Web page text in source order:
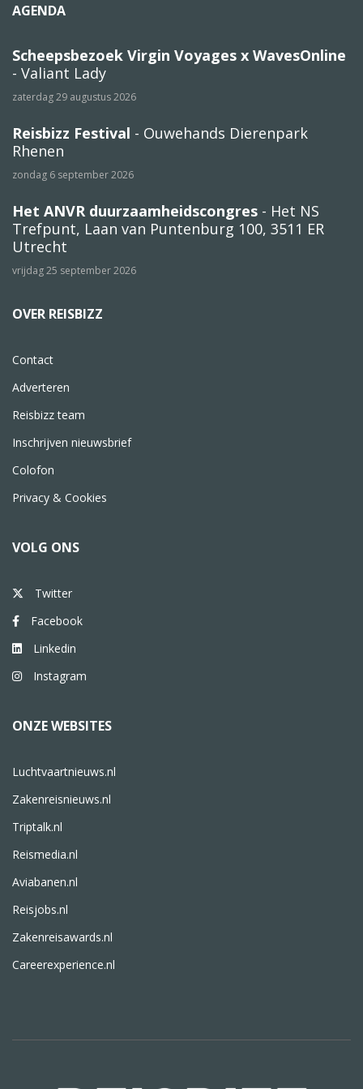
AGENDA
Scheepsbezoek Virgin Voyages x WavesOnline
- Valiant Lady
zaterdag 29 augustus 2026
Reisbizz Festival - Ouwehands Dierenpark
Rhenen
zondag 6 september 2026
Het ANVR duurzaamheidscongres - Het NS
Trefpunt, Laan van Puntenburg 100, 3511 ER
Utrecht
vrijdag 25 september 2026
OVER REISBIZZ
Contact
Adverteren
Reisbizz team
Inschrijven nieuwsbrief
Colofon
Privacy & Cookies
VOLG ONS
Twitter
Facebook
Linkedin
Instagram
ONZE WEBSITES
Luchtvaartnieuws.nl
Zakenreisnieuws.nl
Triptalk.nl
Reismedia.nl
Aviabanen.nl
Reisjobs.nl
Zakenreisawards.nl
Careerexperience.nl